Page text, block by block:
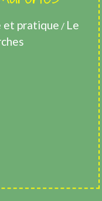
et pratique / Le